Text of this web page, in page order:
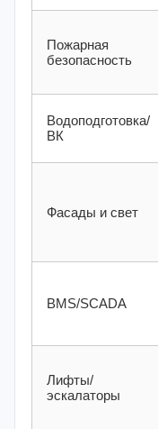
Пожарная
безопасность
Водоподготовка/
ВК
Фасады и свет
BMS/SCADA
Лифты/
эскалаторы